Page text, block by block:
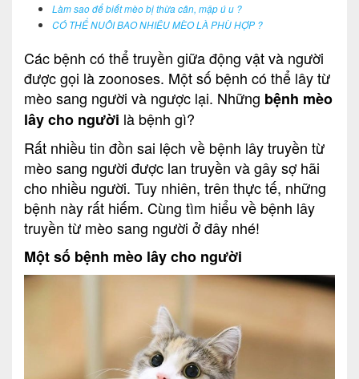
Làm sao để biết mèo bị thừa cân, mập ú u ?
CÓ THỂ NUÔI BAO NHIÊU MÈO LÀ PHÙ HỢP ?
Các bệnh có thể truyền giữa động vật và người
được gọi là zoonoses. Một số bệnh có thể lây từ
mèo sang người và ngược lại. Những bệnh mèo
lây cho người là bệnh gì?
Rất nhiều tin đồn sai lệch về bệnh lây truyền từ
mèo sang người được lan truyền và gây sợ hãi
cho nhiều người. Tuy nhiên, trên thực tế, những
bệnh này rất hiếm. Cùng tìm hiểu về bệnh lây
truyền từ mèo sang người ở đây nhé!
Một số bệnh mèo lây cho người